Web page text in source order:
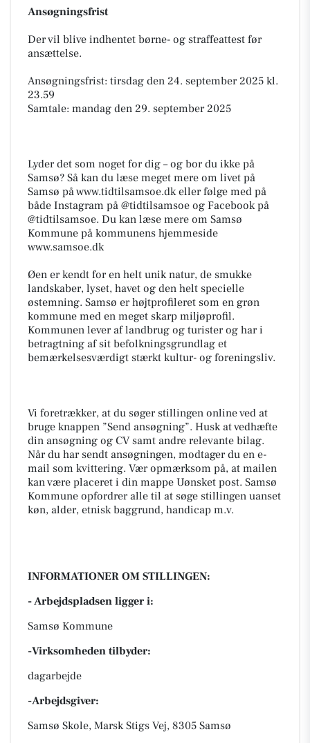
Ansøgningsfrist
Der vil blive indhentet børne- og straffeattest før
ansættelse.
Ansøgningsfrist: tirsdag den 24. september 2025 kl.
23.59
Samtale: mandag den 29. september 2025
Lyder det som noget for dig – og bor du ikke på
Samsø? Så kan du læse meget mere om livet på
Samsø på www.tidtilsamsoe.dk eller følge med på
både Instagram på @tidtilsamsoe og Facebook på
@tidtilsamsoe. Du kan læse mere om Samsø
Kommune på kommunens hjemmeside
www.samsoe.dk
Øen er kendt for en helt unik natur, de smukke
landskaber, lyset, havet og den helt specielle
østemning. Samsø er højtprofileret som en grøn
kommune med en meget skarp miljøprofil.
Kommunen lever af landbrug og turister og har i
betragtning af sit befolkningsgrundlag et
bemærkelsesværdigt stærkt kultur- og foreningsliv.
Vi foretrækker, at du søger stillingen online ved at
bruge knappen ”Send ansøgning”. Husk at vedhæfte
din ansøgning og CV samt andre relevante bilag.
Når du har sendt ansøgningen, modtager du en e-
mail som kvittering. Vær opmærksom på, at mailen
kan være placeret i din mappe Uønsket post. Samsø
Kommune opfordrer alle til at søge stillingen uanset
køn, alder, etnisk baggrund, handicap m.v.
INFORMATIONER OM STILLINGEN:
- Arbejdspladsen ligger i:
Samsø Kommune
-Virksomheden tilbyder:
dagarbejde
-Arbejdsgiver:
Samsø Skole, Marsk Stigs Vej, 8305 Samsø